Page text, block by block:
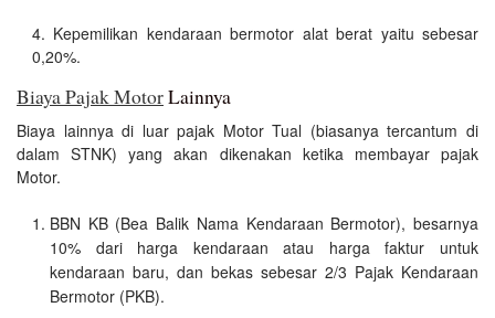
Kepemilikan kendaraan bermotor alat berat yaitu sebesar
0,20%.
Biaya Pajak MotorLainnya
Biaya lainnya di luar pajak Motor Tual (biasanya tercantum di
dalam STNK) yang akan dikenakan ketika membayar pajak
Motor.
BBN KB (Bea Balik Nama Kendaraan Bermotor), besarnya
10% dari harga kendaraan atau harga faktur untuk
kendaraan baru, dan bekas sebesar 2/3 Pajak Kendaraan
Bermotor (PKB).